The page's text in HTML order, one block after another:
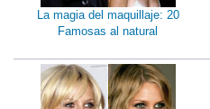
La magia del maquillaje: 20
Famosas al natural